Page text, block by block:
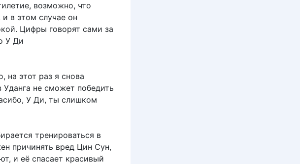
возможно, что
в этом случае он
Цифры говорят сами за
У Ди
на этот раз я снова
не сможет победить
У Ди, ты слишком
тренироваться в
причинять вред Цин Сун,
и её спасает красивый